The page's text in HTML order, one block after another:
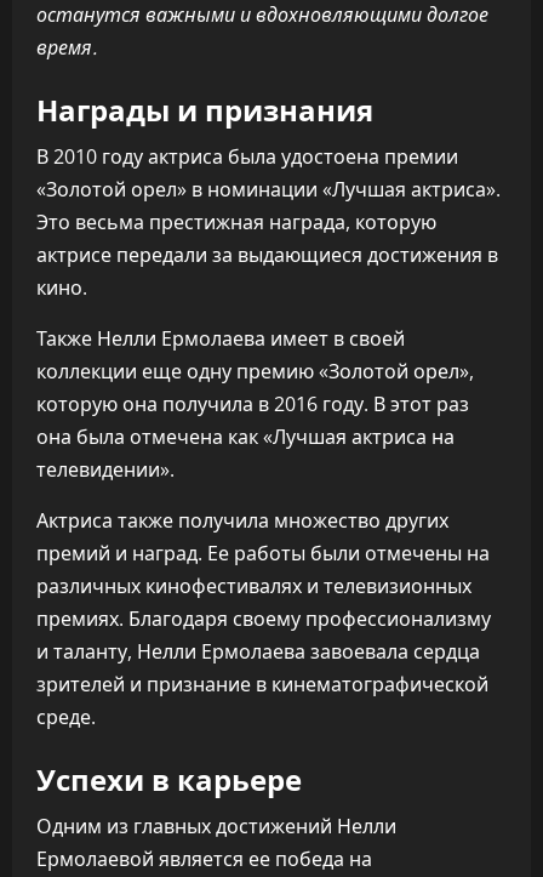
останутся важными и вдохновляющими долгое
время.
Награды и признания
В 2010 году актриса была удостоена премии
«Золотой орел» в номинации «Лучшая актриса».
Это весьма престижная награда, которую
актрисе передали за выдающиеся достижения в
кино.
Также Нелли Ермолаева имеет в своей
коллекции еще одну премию «Золотой орел»,
которую она получила в 2016 году. В этот раз
она была отмечена как «Лучшая актриса на
телевидении».
Актриса также получила множество других
премий и наград. Ее работы были отмечены на
различных кинофестивалях и телевизионных
премиях. Благодаря своему профессионализму
и таланту, Нелли Ермолаева завоевала сердца
зрителей и признание в кинематографической
среде.
Успехи в карьере
Одним из главных достижений Нелли
Ермолаевой является ее победа на